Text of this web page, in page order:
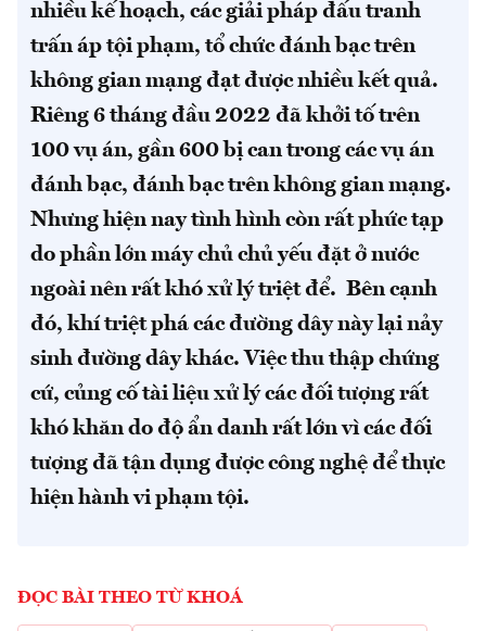
nhiều kế hoạch, các giải pháp đấu tranh
trấn áp tội phạm, tổ chức đánh bạc trên
không gian mạng đạt được nhiều kết quả.
Riêng 6 tháng đầu 2022 đã khởi tố trên
100 vụ án, gần 600 bị can trong các vụ án
đánh bạc, đánh bạc trên không gian mạng.
Nhưng hiện nay tình hình còn rất phức tạp
do phần lớn máy chủ chủ yếu đặt ở nước
ngoài nên rất khó xử lý triệt để. Bên cạnh
đó, khí triệt phá các đường dây này lại nảy
sinh đường dây khác. Việc thu thập chứng
cứ, củng cố tài liệu xử lý các đối tượng rất
khó khăn do độ ẩn danh rất lớn vì các đối
tượng đã tận dụng được công nghệ để thực
hiện hành vi phạm tội.
ĐỌC BÀI THEO TỪ KHOÁ